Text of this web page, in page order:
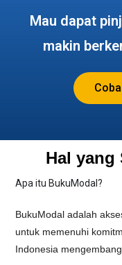
Mau dapat
makin
Hal yang
Apa itu BukuModal?
BukuModal adalah
untuk memenuhi
Indonesia